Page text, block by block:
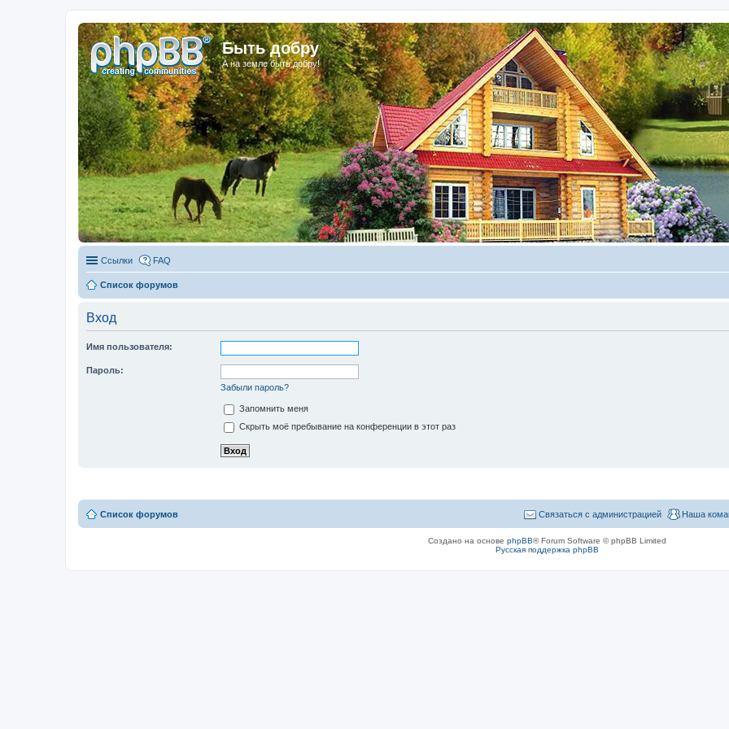
Быть добру
А на земле быть добру!
Ссылки FAQ
Список форумов
Вход
Имя пользователя:
Пароль:
Забыли пароль?
Запомнить меня
Скрыть моё пребывание на конференции в этот раз
Список форумов Наша
Связаться с администрацией
Создано на основе phpBB® Forum Software © phpBB Limited
Русская поддержка phpBB